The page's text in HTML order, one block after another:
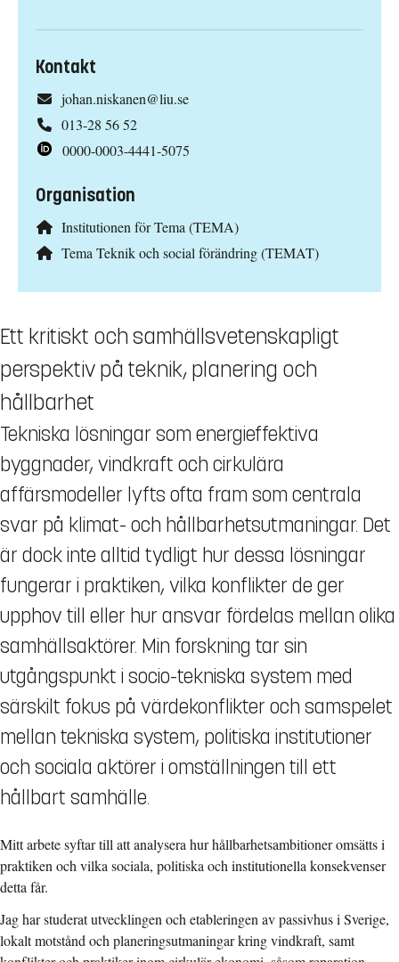
Kontakt
johan.niskanen@liu.se
013-28 56 52
0000-0003-4441-5075
Organisation
Institutionen för Tema (TEMA)
Tema Teknik och social förändring (TEMAT)
Ett kritiskt och samhällsvetenskapligt
perspektiv på teknik, planering och
hållbarhet
Tekniska lösningar som energieffektiva
byggnader, vindkraft och cirkulära
affärsmodeller lyfts ofta fram som centrala
svar på klimat- och hållbarhetsutmaningar. Det
är dock inte alltid tydligt hur dessa lösningar
fungerar i praktiken, vilka konflikter de ger
upphov till eller hur ansvar fördelas mellan olika
samhällsaktörer. Min forskning tar sin
utgångspunkt i socio-tekniska system med
särskilt fokus på värdekonflikter och samspelet
mellan tekniska system, politiska institutioner
och sociala aktörer i omställningen till ett
hållbart samhälle.
Mitt arbete syftar till att analysera hur hållbarhetsambitioner omsätts i
praktiken och vilka sociala, politiska och institutionella konsekvenser
detta får.
Jag har studerat utvecklingen och etableringen av passivhus i Sverige,
lokalt motstånd och planeringsutmaningar kring vindkraft, samt